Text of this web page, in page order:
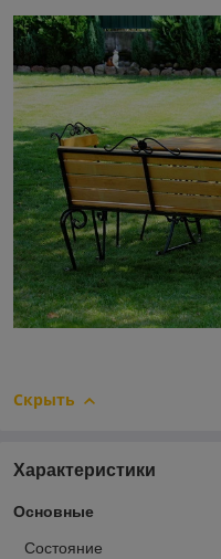
Скрыть
Характеристики
Основные
Состояние